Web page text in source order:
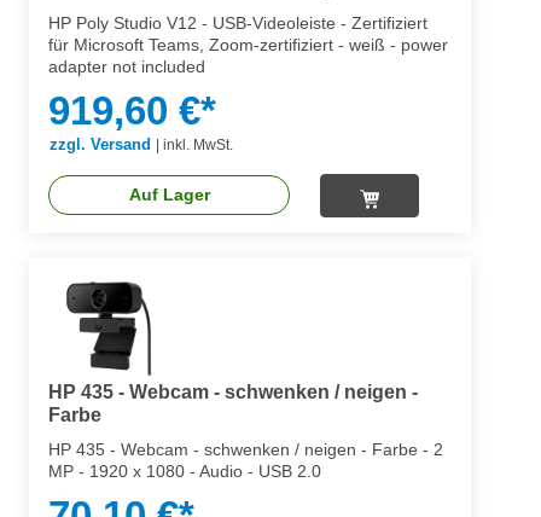
HP Poly Studio V12 - USB-Videoleiste - Zertifiziert
für Microsoft Teams, Zoom-zertifiziert - weiß - power
adapter not included
919,60 €*
zzgl. Versand inkl. MwSt.
Auf Lager
HP 435 - Webcam - schwenken / neigen -
Farbe
HP 435 - Webcam - schwenken / neigen - Farbe - 2
MP - 1920 x 1080 - Audio - USB 2.0